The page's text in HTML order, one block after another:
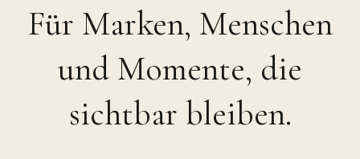
Für Marken, Menschen
und Momente, die
sichtbar bleiben.